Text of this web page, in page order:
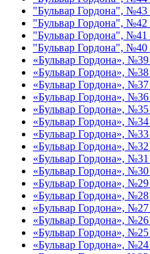
"Бульвар Гордона", №43
"Бульвар Гордона", №42
"Бульвар Гордона", №41
"Бульвар Гордона", №40
«Бульвар Гордона»,
«Бульвар Гордона»,
«Бульвар Гордона»,
«Бульвар Гордона»,
«Бульвар Гордона», №35
«Бульвар Гордона», №34
«Бульвар Гордона», №33
«Бульвар Гордона», №32
«Бульвар Гордона», №31
«Бульвар Гордона»,
«Бульвар Гордона»,
«Бульвар Гордона»,
«Бульвар Гордона»,
«Бульвар Гордона»,
«Бульвар Гордона»,
«Бульвар Гордона»,